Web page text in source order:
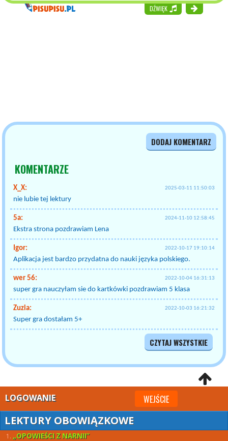
DŹWIĘK
DODAJ KOMENTARZ
KOMENTARZE
X_X: 2025-03-11 11:50:03
nie lubie tej lektury
5a: 2024-11-10 12:58:45
Ekstra strona pozdrawiam Lena
Igor: 2022-10-17 19:10:14
Aplikacja jest bardzo przydatna do nauki języka polskiego.
wer 56: 2022-10-04 16:31:13
super gra nauczyłam sie do kartkówki pozdrawiam 5 klasa
Zuzia: 2022-10-03 16:21:32
Super gra dostałam 5+
CZYTAJ WSZYSTKIE
LOGOWANIE WEJŚCIE
LEKTURY OBOWIĄZKOWE
„OPOWIEŚCI Z NARNII”